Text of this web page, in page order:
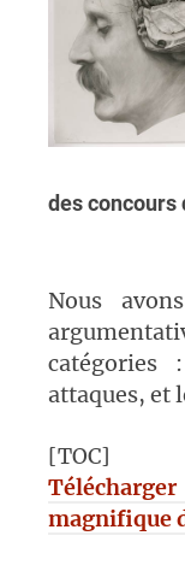
des concours
Nous
catégories
attaques, et
[TOC]
magnifique